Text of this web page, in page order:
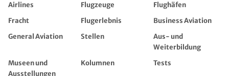
Airlines Flugzeuge
Flughäfen
Fracht
Flugerlebnis
Business Aviation
General Aviation
Stellen
Aus- und
Weiterbildung
Museen und
Ausstellungen
Kolumnen Tests